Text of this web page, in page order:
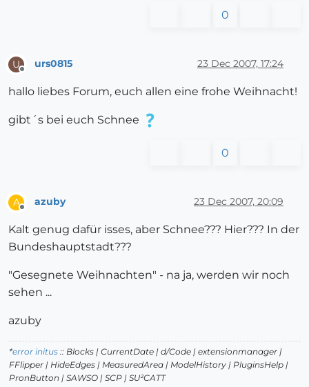
0
U
Offline
urs0815 23 Dec 2007, 17:24
hallo liebes Forum, euch allen eine frohe Weihnacht!
gibt´s bei euch Schnee
0
A
Offline
azuby 23 Dec 2007, 20:09
Kalt genug dafür isses, aber Schnee??? Hier??? In der
Bundeshauptstadt???
"Gesegnete Weihnachten" - na ja, werden wir noch
sehen ...
azuby
*error initus :: Blocks | CurrentDate | d/Code | extensionmanager |
FFlipper | HideEdges | MeasuredArea | ModelHistory | PluginsHelp |
PronButton | SAWSO | SCP | SU²CATT